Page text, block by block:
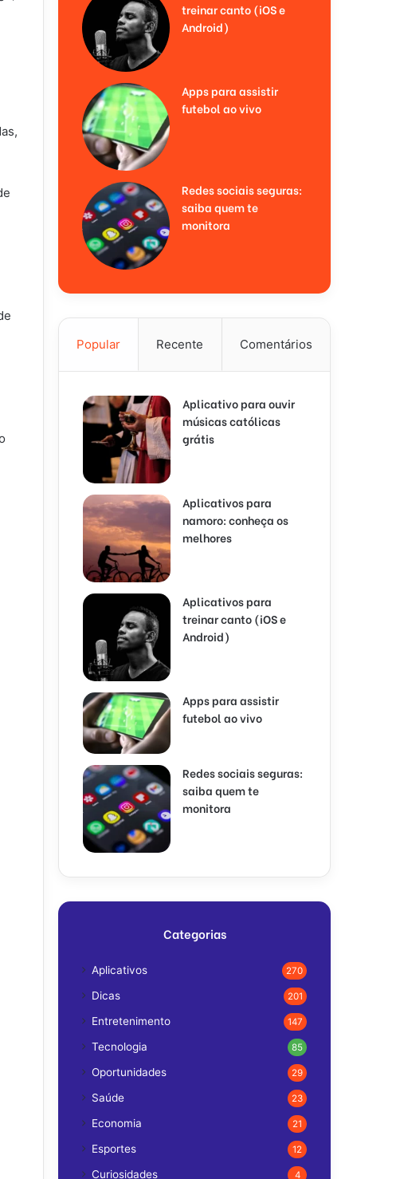
treinar canto (iOS e
Android)
Apps para assistir
futebol ao vivo
Redes sociais seguras:
saiba quem te
monitora
Popular Recente Comentários
Aplicativo para ouvir
músicas católicas
grátis
Aplicativos para
namoro: conheça os
melhores
Aplicativos para
treinar canto (iOS e
Android)
Apps para assistir
futebol ao vivo
Redes sociais seguras:
saiba quem te
monitora
Categorias
Aplicativos 270
Dicas 201
Entretenimento 147
Tecnologia 85
Oportunidades 29
Saúde 23
Economia 21
Esportes 12
Curiosidades 4